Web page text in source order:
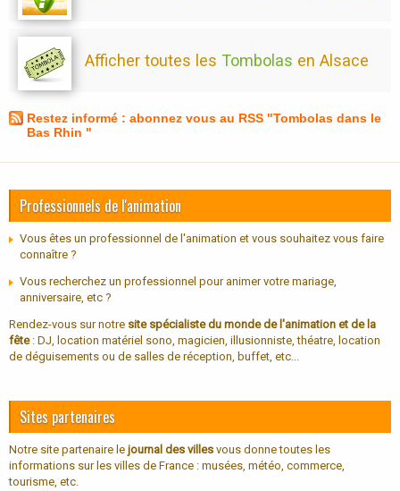
Afficher toutes les Tombolas en Alsace
Restez informé : abonnez vous au RSS "Tombolas dans le
Bas Rhin "
Professionnels de l'animation
Vous êtes un professionnel de l'animation et vous souhaitez vous faire
connaître ?
Vous recherchez un professionnel pour animer votre mariage,
anniversaire, etc ?
Rendez-vous sur notre site spécialiste du monde de l'animation et de la
fête: DJ, location matériel sono, magicien, illusionniste, théatre, location
de déguisements ou de salles de réception, buffet, etc...
Sites partenaires
Notre site partenaire le journal des villes vous donne toutes les
informations sur les villes de France : musées, météo, commerce,
tourisme, etc.